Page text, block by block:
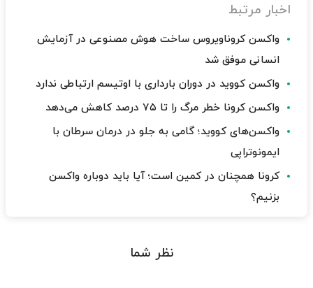
اخبار مرتبط
واکسن کروناویروس ساخت هوش مصنوعی در آزمایش
انسانی موفق شد
واکسن کووید در دوران بارداری با اوتیسم ارتباطی ندارد
واکسن کرونا خطر مرگ را تا ۷۵ درصد کاهش می‌دهد
واکسن‌های کووید؛ گامی به جلو در درمان سرطان با
ایمونوتراپی
کرونا همچنان در کمین است؛ آیا باید دوباره واکسن
بزنیم؟
نظر شما